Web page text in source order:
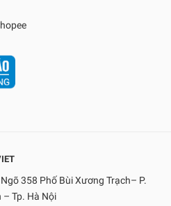
358 Phố Bùi Xương Trạch– P.
Tp. Hà Nội